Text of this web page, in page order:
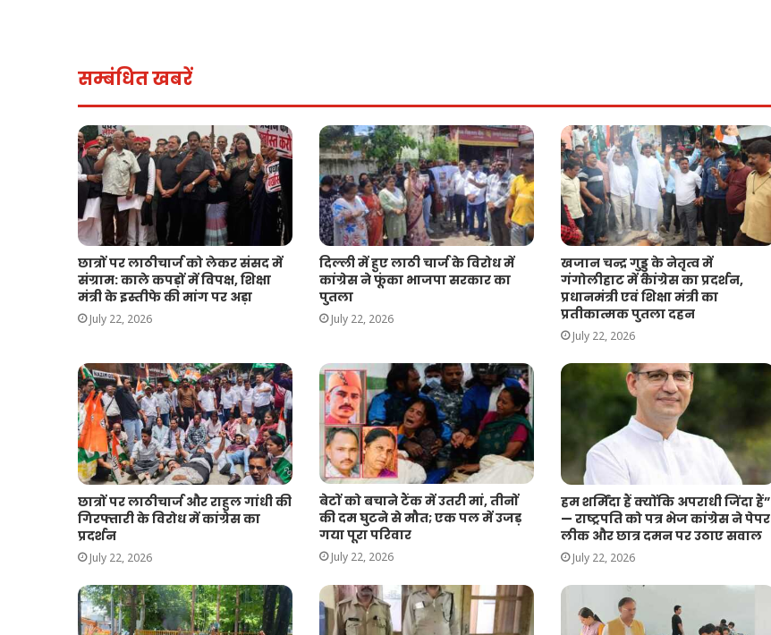
सम्बंधित खबरें
छात्रों पर लाठीचार्ज को लेकर संसद में
संग्राम: काले कपड़ों में विपक्ष, शिक्षा
मंत्री के इस्तीफे की मांग पर अड़ा
July 22, 2026
दिल्ली में हुए लाठी चार्ज के विरोध में
कांग्रेस ने फूंका भाजपा सरकार का
पुतला
July 22, 2026
खजान चन्द्र गुड्डू के नेतृत्व में
गंगोलीहाट में कांग्रेस का प्रदर्शन,
प्रधानमंत्री एवं शिक्षा मंत्री का
प्रतीकात्मक पुतला दहन
July 22, 2026
छात्रों पर लाठीचार्ज और राहुल गांधी की
गिरफ्तारी के विरोध में कांग्रेस का
प्रदर्शन
July 22, 2026
बेटों को बचाने टैंक में उतरी मां, तीनों
की दम घुटने से मौत; एक पल में उजड़
गया पूरा परिवार
July 22, 2026
हम शर्मिंदा हैं क्योंकि अपराधी जिंदा हैं”
— राष्ट्रपति को पत्र भेज कांग्रेस ने पेपर
लीक और छात्र दमन पर उठाए सवाल
July 22, 2026